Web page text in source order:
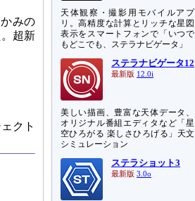
みの
。超新
クト
天体観察・撮影用モバイルアプ
リ。高精度な計算とリッチな星図
表示をスマートフォンで「いつで
もどこでも、ステラナビゲータ」
ステラナビゲータ12
最新版 12.0i
美しい描画、豊富な天体データ、
オリジナル番組エディタなど「星
空ひろがる 楽しさひろげる」天文
シミュレーション
ステラショット3
最新版 3.0o